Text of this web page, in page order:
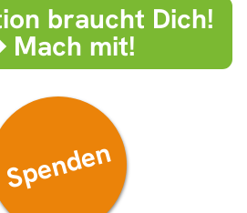
braucht Dich!
Mach mit!
Spenden